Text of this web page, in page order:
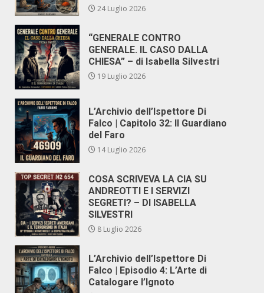
24 Luglio 2026
“GENERALE CONTRO
GENERALE. IL CASO DALLA
CHIESA” – di Isabella Silvestri
19 Luglio 2026
L’Archivio dell’Ispettore Di
Falco | Capitolo 32: Il Guardiano
del Faro
14 Luglio 2026
COSA SCRIVEVA LA CIA SU
ANDREOTTI E I SERVIZI
SEGRETI? – DI ISABELLA
SILVESTRI
8 Luglio 2026
L’Archivio dell’Ispettore Di
Falco | Episodio 4: L’Arte di
Catalogare l’Ignoto